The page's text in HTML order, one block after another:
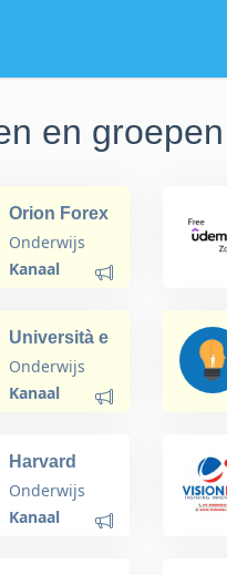
en groepen
Orion Forex
Group - OFG
( Fr-Eng )
Onderwijs
Kanaal
Università e
Studenti
Universitari
in Telegram
Onderwijs
Kanaal
Harvard
Onderwijs
Kanaal